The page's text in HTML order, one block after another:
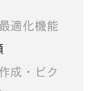
適化機能
成・ピク